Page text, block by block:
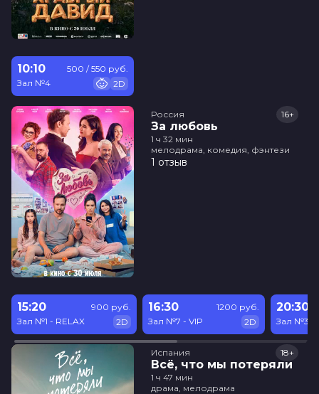
10:10
Зал №4
500 / 550 руб.
2D
Россия
За любовь
16+
1 ч 32 мин
мелодрама, комедия, фэнтези
1 отзыв
15:20
Зал №1 - RELAX
900 руб.
2D
16:30
Зал №7 - VIP
1200 руб.
2D
20:30
Зал №3
Испания
Всё, что мы потеряли
18+
1 ч 47 мин
драма, мелодрама